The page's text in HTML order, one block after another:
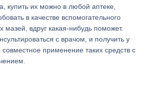
купить их можно в любой аптеке,
в качестве вспомогательного
мазей, вдруг какая-нибудь поможет.
с врачом, и получить у
применение таких средств с